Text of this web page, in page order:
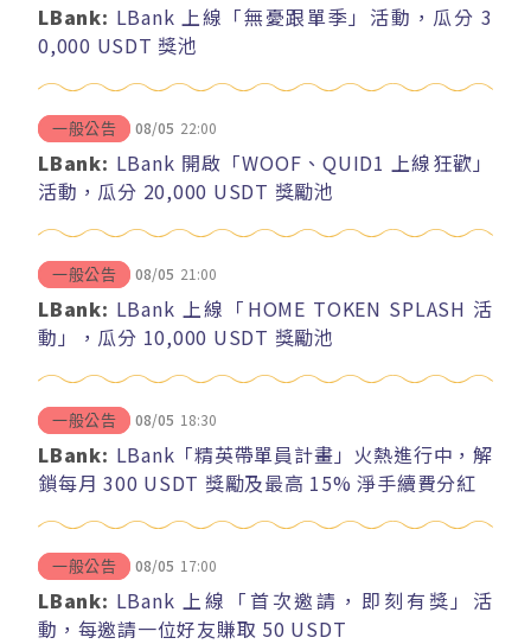
LBank: LBank 上線「無憂跟單季」活動，瓜分 3
0,000 USDT 獎池
一般公告 08/05 22:00
LBank: LBank 開啟「WOOF、QUID1 上線狂歡」
活動，瓜分 20,000 USDT 獎勵池
一般公告 08/05 21:00
LBank: LBank 上線「HOME TOKEN SPLASH 活
動」，瓜分 10,000 USDT 獎勵池
一般公告 08/05 18:30
LBank: LBank「精英帶單員計畫」火熱進行中，解
鎖每月 300 USDT 獎勵及最高 15% 淨手續費分紅
一般公告 08/05 17:00
LBank: LBank 上線「首次邀請，即刻有獎」活
動，每邀請一位好友賺取 50 USDT